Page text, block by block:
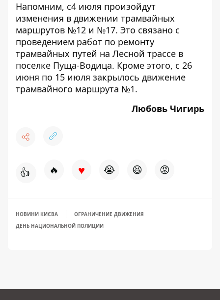
Напомним, с4 июля произойдут
изменения в движении трамвайных
маршрутов №12 и №17. Это связано с
проведением работ по ремонту
трамвайных путей на Лесной трассе в
поселке Пуща-Водица. Кроме этого, с 26
июня по 15 июля закрылось движение
трамвайного маршрута №1.
Любовь Чигирь
👍 🔥 ♥ 😭 😆 😡
НОВИНИ КИЄВА
ОГРАНИЧЕНИЕ ДВИЖЕНИЯ
ДЕНЬ НАЦИОНАЛЬНОЙ ПОЛИЦИИ